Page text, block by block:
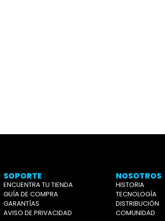
SOPORTE
ENCUENTRA TU TIENDA
GUÍA DE COMPRA
GARANTÍAS
AVISO DE PRIVACIDAD
NOSOTROS
HISTORIA
TECNOLOGÍA
DISTRIBUCIÓN
COMUNIDAD